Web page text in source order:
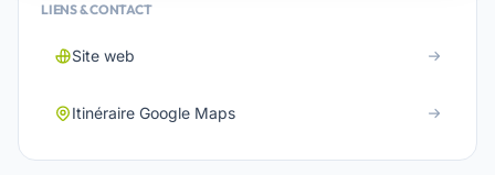
LIENS & CONTACT
Site web
Itinéraire Google Maps